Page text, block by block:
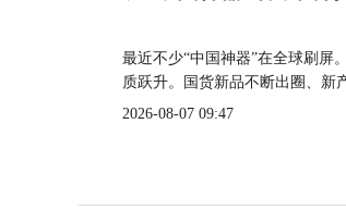
最近不少“中国神器”在全球刷屏
质跃升。国货新品不断出圈、新
2026-08-07 09:47